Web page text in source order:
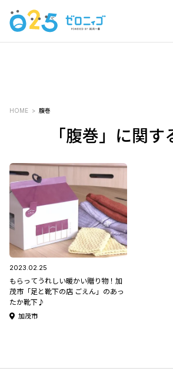
HOME 腹巻
「腹巻」に関す
2023.02.25
もらってうれしい暖かい贈り物！加
茂市「足と靴下の店 ごえん」のあっ
たか靴下♪
加茂市